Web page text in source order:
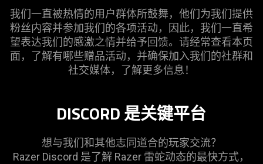
我们一直被热情的用户群体所鼓舞，他们为我们提供
粉丝内容并参加我们的各项活动，因此，我们一直希
望表达我们的感激之情并给予回馈。请经常查看本页
面，了解有哪些赠品活动，并确保加入我们的社群和
社交媒体，了解更多信息！
DISCORD 是关键平台
想与我们和其他志同道合的玩家交流？
Razer Discord 是了解 Razer 雷蛇动态的最快方式，